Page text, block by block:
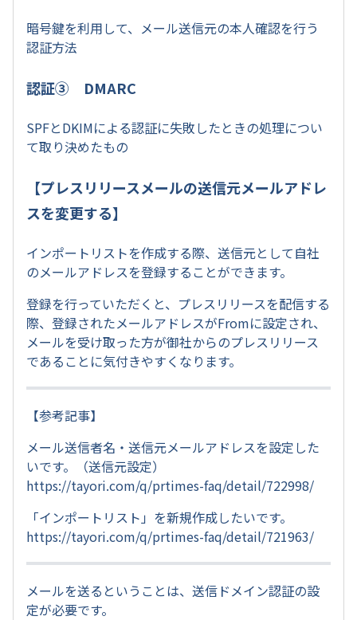
暗号鍵を利用して、メール送信元の本人確認を行う
認証方法
認証③ DMARC
SPFとDKIMによる認証に失敗したときの処理につい
て取り決めたもの
【プレスリリースメールの送信元メールアドレ
スを変更する】
インポートリストを作成する際、送信元として自社
のメールアドレスを登録することができます。
登録を行っていただくと、プレスリリースを配信する
際、登録されたメールアドレスがFromに設定され、
メールを受け取った方が御社からのプレスリリース
であることに気付きやすくなります。
【参考記事】
メール送信者名・送信元メールアドレスを設定した
いです。（送信元設定）
https://tayori.com/q/prtimes-faq/detail/722998/
「インポートリスト」を新規作成したいです。
https://tayori.com/q/prtimes-faq/detail/721963/
メールを送るということは、送信ドメイン認証の設
定が必要です。